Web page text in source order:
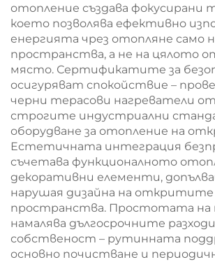
отопление създава фокусирани
което позволява ефективно
енергията чрез отопляне само
пространства, а не на цялото
място. Сертификатите за
осигуряват спокойствие –
черни терасови нагреватели
строгите индустриални
оборудване за отопление на
Естетичната интеграция
съчетава функционалното
декоративни елементи,
нарушая дизайна на откритите
пространства. Простотата на
намалява дългосрочните разходи
собственост – рутинната
основно почистване и